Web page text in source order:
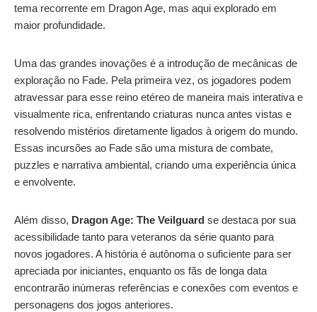
tema recorrente em Dragon Age, mas aqui explorado em
maior profundidade.
Uma das grandes inovações é a introdução de mecânicas de
exploração no Fade. Pela primeira vez, os jogadores podem
atravessar para esse reino etéreo de maneira mais interativa e
visualmente rica, enfrentando criaturas nunca antes vistas e
resolvendo mistérios diretamente ligados à origem do mundo.
Essas incursões ao Fade são uma mistura de combate,
puzzles e narrativa ambiental, criando uma experiência única
e envolvente.
Além disso, Dragon Age: The Veilguard se destaca por sua
acessibilidade tanto para veteranos da série quanto para
novos jogadores. A história é autônoma o suficiente para ser
apreciada por iniciantes, enquanto os fãs de longa data
encontrarão inúmeras referências e conexões com eventos e
personagens dos jogos anteriores.